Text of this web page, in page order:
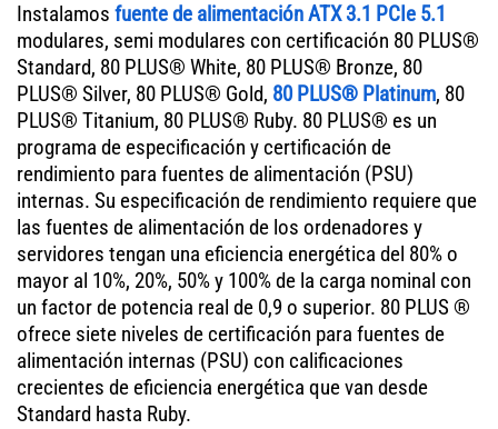
Instalamos fuente de alimentación ATX 3.1 PCIe 5.1
modulares, semi modulares con certificación 80 PLUS®
Standard, 80 PLUS® White, 80 PLUS® Bronze, 80
PLUS® Silver, 80 PLUS® Gold, 80 PLUS® Platinum, 80
PLUS® Titanium, 80 PLUS® Ruby. 80 PLUS® es un
programa de especificación y certificación de
rendimiento para fuentes de alimentación (PSU)
internas. Su especificación de rendimiento requiere que
las fuentes de alimentación de los ordenadores y
servidores tengan una eficiencia energética del 80% o
mayor al 10%, 20%, 50% y 100% de la carga nominal con
un factor de potencia real de 0,9 o superior. 80 PLUS ®
ofrece siete niveles de certificación para fuentes de
alimentación internas (PSU) con calificaciones
crecientes de eficiencia energética que van desde
Standard hasta Ruby.